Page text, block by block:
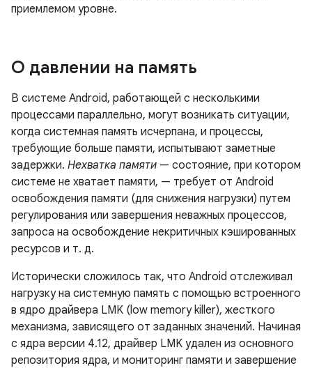
приемлемом уровне.
О давлении на память
В системе Android, работающей с несколькими
процессами параллельно, могут возникать ситуации,
когда системная память исчерпана, и процессы,
требующие больше памяти, испытывают заметные
задержки. Нехватка памяти — состояние, при котором
системе не хватает памяти, — требует от Android
освобождения памяти (для снижения нагрузки) путем
регулирования или завершения неважных процессов,
запроса на освобождение некритичных кэшированных
ресурсов и т. д.
Исторически сложилось так, что Android отслеживал
нагрузку на системную память с помощью встроенного
в ядро ​​драйвера LMK (low memory killer), жесткого
механизма, зависящего от заданных значений. Начиная
с ядра версии 4.12, драйвер LMK удален из основного
репозитория ядра, и мониторинг памяти и завершение